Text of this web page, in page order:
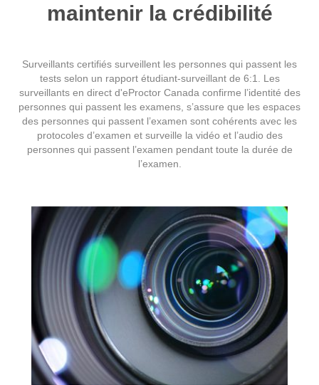
maintenir la crédibilité
Surveillants certifiés surveillent les personnes qui passent les
tests selon un rapport étudiant-surveillant de 6:1. Les
surveillants en direct d'eProctor Canada confirme l’identité des
personnes qui passent les examens, s’assure que les espaces
des personnes qui passent l’examen sont cohérents avec les
protocoles d’examen et surveille la vidéo et l’audio des
personnes qui passent l’examen pendant toute la durée de
l’examen.